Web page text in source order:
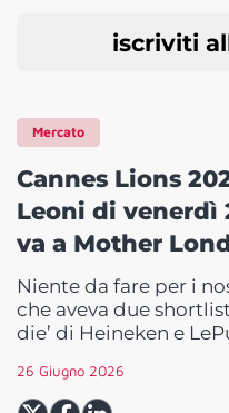
iscriviti
Mercato
Cannes Lions
Leoni di venerdì
va a Mother
Niente da fare per i
che aveva due
die’ di Heineken e
26 Giugno 2026